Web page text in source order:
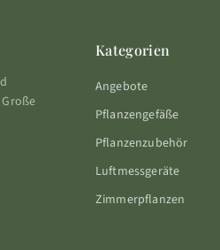
Kategorien
Angebote
Pflanzengefäße
Pflanzenzubehör
Luftmessgeräte
Zimmerpflanzen